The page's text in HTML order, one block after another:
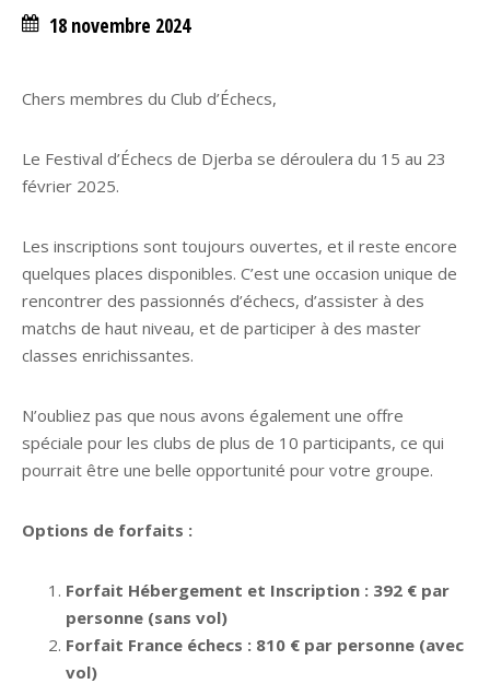
18 novembre 2024
Chers membres du Club d’Échecs,
Le Festival d’Échecs de Djerba se déroulera du 15 au 23
février 2025.
Les inscriptions sont toujours ouvertes, et il reste encore
quelques places disponibles. C’est une occasion unique de
rencontrer des passionnés d’échecs, d’assister à des
matchs de haut niveau, et de participer à des master
classes enrichissantes.
N’oubliez pas que nous avons également une offre
spéciale pour les clubs de plus de 10 participants, ce qui
pourrait être une belle opportunité pour votre groupe.
Options de forfaits :
Forfait Hébergement et Inscription : 392 € par
personne (sans vol)
Forfait France échecs : 810 € par personne (avec
vol)